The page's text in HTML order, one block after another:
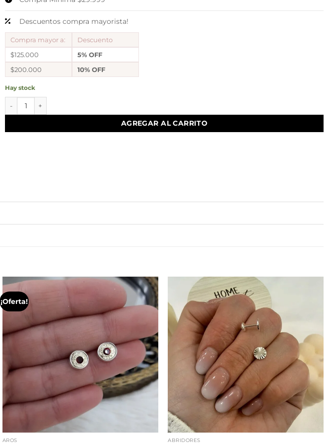
Descuentos compra mayorista!
Compra mayor a:
Descuento
$125.000
5% OFF
$200.000
10% OFF
Hay stock
argollas b forma circulo cantidad
AGREGAR AL CARRITO
¡Oferta!
AROS ABRIDORES